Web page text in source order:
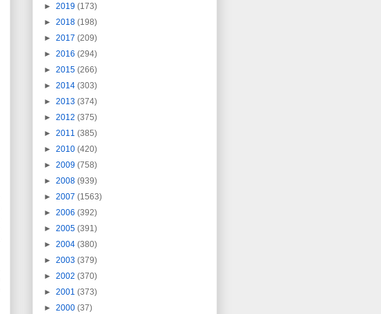
► 2019 (173)
► 2018 (198)
► 2017 (209)
► 2016 (294)
► 2015 (266)
► 2014 (303)
► 2013 (374)
► 2012 (375)
► 2011 (385)
► 2010 (420)
► 2009 (758)
► 2008 (939)
► 2007 (1563)
► 2006 (392)
► 2005 (391)
► 2004 (380)
► 2003 (379)
► 2002 (370)
► 2001 (373)
► 2000 (37)